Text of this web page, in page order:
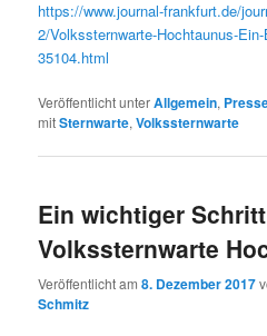
https://www.journal-frankfurt.de/
2/Volkssternwarte-Hochtaunus-
35104.html
Veröffentlicht unterAllgemein,
mitSternwarte,Volkssternwarte
Ein wichtiger
Volkssternwarte
Veröffentlicht am8. Dezember 2017
Schmitz